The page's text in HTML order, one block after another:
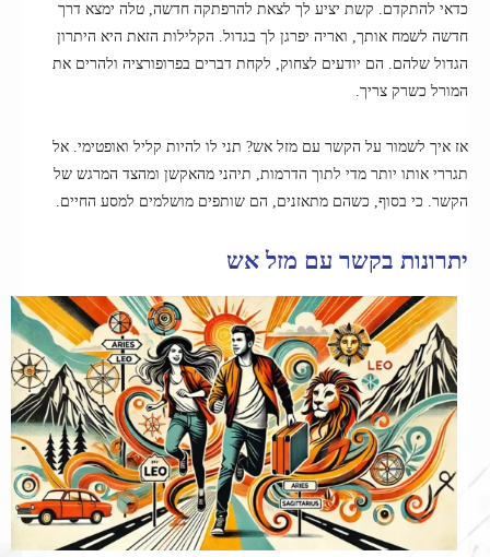
כדאי להתקדם. קשת יציע לך לצאת להרפתקה חדשה, טלה ימצא דרך
חדשה לשמח אותך, ואריה יפרגן לך בגדול. הקלילות הזאת היא היתרון
הגדול שלהם. הם יודעים לצחוק, לקחת דברים בפרופורציה ולהרים את
המורל כשרק צריך.
אז איך לשמור על הקשר עם מזל אש? תני לו להיות קליל ואופטימי. אל
תגררי אותו יותר מדי לתוך הדרמות, תיהני מהאקשן ומהצד המרגש של
הקשר. כי בסוף, כשהם מתאזנים, הם שותפים מושלמים למסע החיים.
יתרונות בקשר עם מזל אש